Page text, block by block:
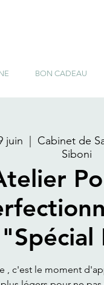
BON CADEAU
juin
Cabinet de
Siboni
"Spécial
, c'est le moment